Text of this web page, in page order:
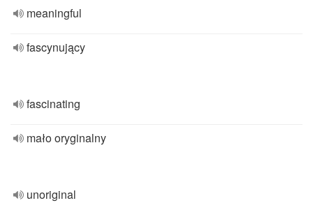
meaningful
fascynujący
fascinating
mało oryginalny
unoriginal